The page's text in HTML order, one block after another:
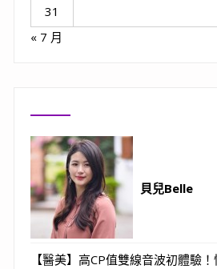
31
« 7 月
貝兒Belle
【醫美】高CP值雙線音波初體驗